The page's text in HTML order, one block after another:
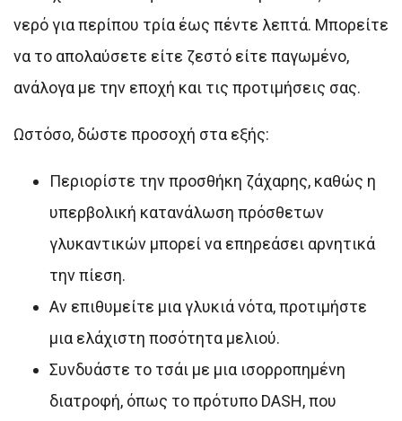
νερό για περίπου τρία έως πέντε λεπτά. Μπορείτε
να το απολαύσετε είτε ζεστό είτε παγωμένο,
ανάλογα με την εποχή και τις προτιμήσεις σας.
Ωστόσο, δώστε προσοχή στα εξής:
Περιορίστε την προσθήκη ζάχαρης, καθώς η
υπερβολική κατανάλωση πρόσθετων
γλυκαντικών μπορεί να επηρεάσει αρνητικά
την πίεση.
Αν επιθυμείτε μια γλυκιά νότα, προτιμήστε
μια ελάχιστη ποσότητα μελιού.
Συνδυάστε το τσάι με μια ισορροπημένη
διατροφή, όπως το πρότυπο DASH, που